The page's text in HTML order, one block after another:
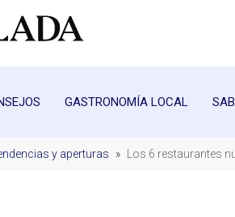
GASTRONOMÍA LOCAL
y aperturas » Los 6 restaurantes